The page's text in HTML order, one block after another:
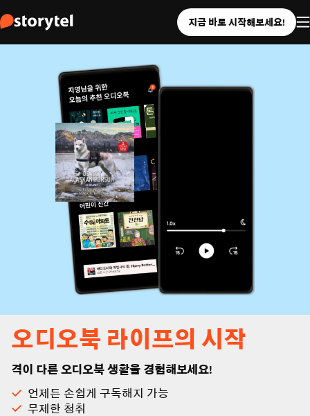
지금 바로 시작해보세요!
오디오북 라이프의 시작
격이 다른 오디오북 생활을 경험해보세요!
언제든 손쉽게 구독해지 가능
무제한 청취